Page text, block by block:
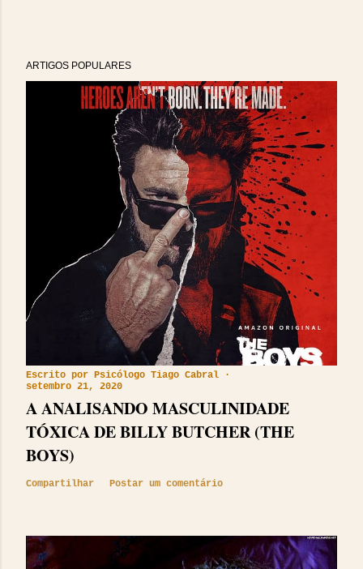
ARTIGOS POPULARES
Escrito por Psicólogo Tiago Cabral
setembro 21, 2020
A ANALISANDO MASCULINIDADE
TÓXICA DE BILLY BUTCHER (THE
BOYS)
Compartilhar Postar um comentário